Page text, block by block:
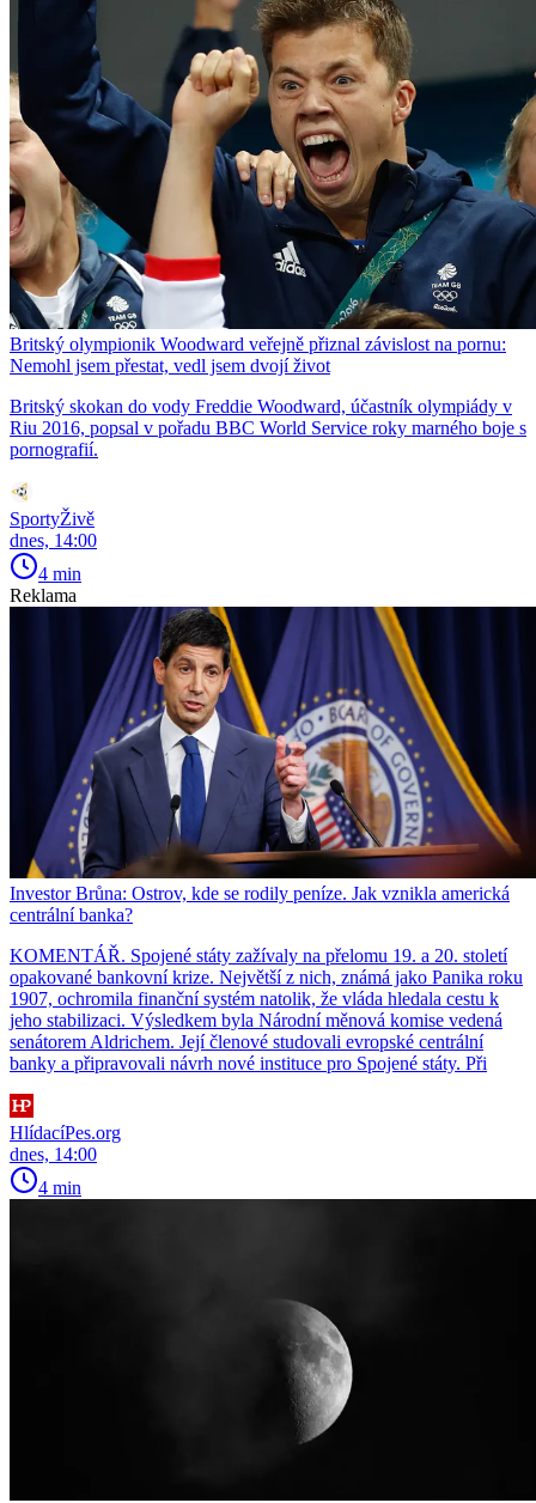
Britský olympionik Woodward veřejně přiznal závislost na pornu:
Nemohl jsem přestat, vedl jsem dvojí život
Britský skokan do vody Freddie Woodward, účastník olympiády v
Riu 2016, popsal v pořadu BBC World Service roky marného boje s
pornografií.
SportyŽivě
dnes, 14:00
4 min
Reklama
Investor Brůna: Ostrov, kde se rodily peníze. Jak vznikla americká
centrální banka?
KOMENTÁŘ. Spojené státy zažívaly na přelomu 19. a 20. století
opakované bankovní krize. Největší z nich, známá jako Panika roku
1907, ochromila finanční systém natolik, že vláda hledala cestu k
jeho stabilizaci. Výsledkem byla Národní měnová komise vedená
senátorem Aldrichem. Její členové studovali evropské centrální
banky a připravovali návrh nové instituce pro Spojené státy. Při
HlídacíPes.org
dnes, 14:00
4 min